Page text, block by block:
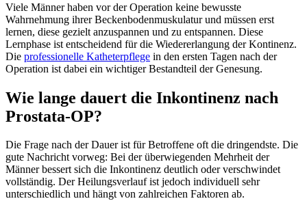
Viele Männer haben vor der Operation keine bewusste
Wahrnehmung ihrer Beckenbodenmuskulatur und müssen erst
lernen, diese gezielt anzuspannen und zu entspannen. Diese
Lernphase ist entscheidend für die Wiedererlangung der Kontinenz.
Die professionelle Katheterpflege in den ersten Tagen nach der
Operation ist dabei ein wichtiger Bestandteil der Genesung.
Wie lange dauert die Inkontinenz nach
Prostata-OP?
Die Frage nach der Dauer ist für Betroffene oft die dringendste. Die
gute Nachricht vorweg: Bei der überwiegenden Mehrheit der
Männer bessert sich die Inkontinenz deutlich oder verschwindet
vollständig. Der Heilungsverlauf ist jedoch individuell sehr
unterschiedlich und hängt von zahlreichen Faktoren ab.